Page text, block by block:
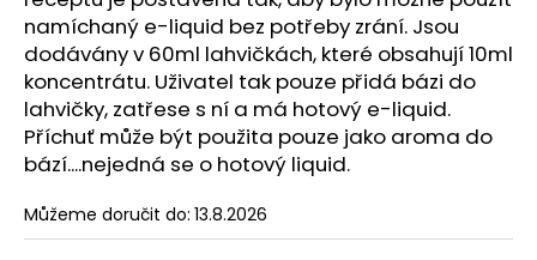
namíchaný e-liquid bez potřeby zrání. Jsou
dodávány v 60ml lahvičkách, které obsahují 10ml
koncentrátu. Uživatel tak pouze přidá bázi do
lahvičky, zatřese s ní a má hotový e-liquid.
Příchuť může být použita pouze jako aroma do
bází....nejedná se o hotový liquid.
Můžeme doručit do: 13.8.2026
HLEDAT
D
o
p
o
r